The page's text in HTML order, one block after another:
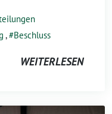
, Beschluss
WEITERLESEN